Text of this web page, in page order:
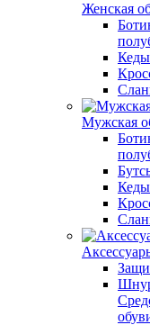
Женская
Кеды
Мужская
Кеды